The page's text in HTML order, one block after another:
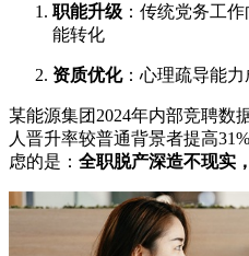
职能升级 ：传统党务工
能转化
资质优化：心理疏导能
某能源集团2024年内部竞聘数
人晋升率较普通背景者提高
虑的是： 全职脱产深造不现实